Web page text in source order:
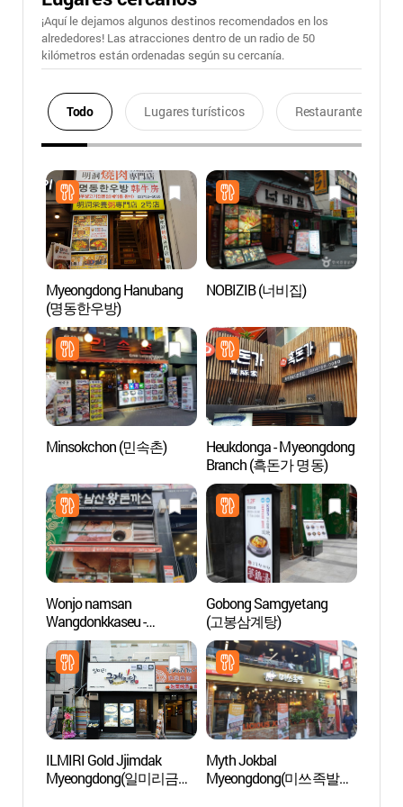
¡Aquí le dejamos algunos destinos recomendados en los
alrededores! Las atracciones dentro de un radio de 50
kilómetros están ordenadas según su cercanía.
Todo Lugares turísticos Restaurantes
Myeongdong Hanubang
(명동한우방)
NOBIZIB (너비집)
Minsokchon (민속촌)
Heukdonga - Myeongdong
Branch (흑돈가 명동)
Wonjo namsan
Wangdonkkaseu -
Myeongdong Branch
(원조남산왕돈까스 명동)
Gobong Samgyetang
(고봉삼계탕)
ILMIRI Gold Jjimdak
Myeongdong(일미리금계
Myth Jokbal
Myeongdong(미쓰족발